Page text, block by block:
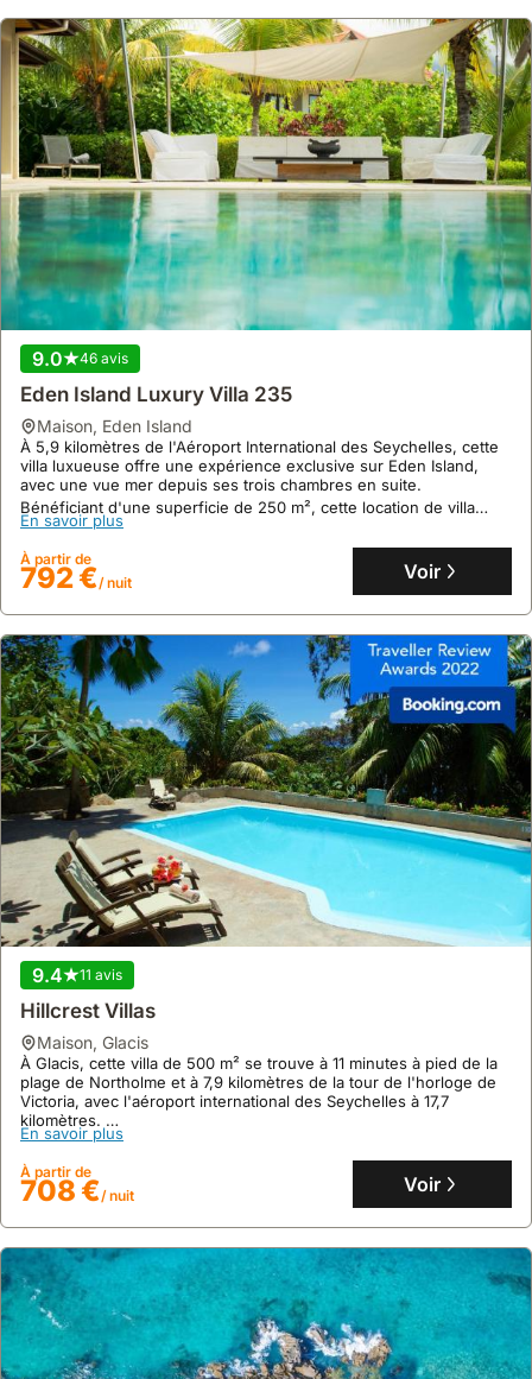
9.6 9 avis
Bord Mer Villa: Tropical Charm
maison
À 50 mètres de la célèbre plage de Beau Vallon, cette villa offre
un accès direct aux eaux turquoise et aux palmiers.
Cette maison de vacances accueillante, dotée de la climatisation et
d'une connexion internet, peut héberger 2 personnes dans une
chambre confortable, avec une cuisine équipée et un parking.
En savoir plus
À partir de
126 € Voir
8.7 62 avis
Beach View Villa - Beauvallon Villas
maison,Beau Vallon
Directement sur la plage de Beau Vallon, cette villa offre un accès
privilégié à l'océan Indien et une vue imprenable, à environ 12
kilomètres de l'aéroport international des Seychelles.
Cette location de villa spacieuse de 270 m² dispose de 3
chambres climatisées, d'une cuisine entièrement équipée et
d'une terrasse panoramique pour profiter pleinement de votre
séjour.
En savoir plus
À partir de
415 € Voir
9.2 10 avis
9.0 46 avis
Eden Island Luxury Villa 235
maison, Eden Island
À 5,9 kilomètres de l'Aéroport International des Seychelles, cette
villa luxueuse offre une expérience exclusive sur Eden Island,
avec une vue mer depuis ses trois chambres en suite.
Bénéficiant d'une superficie de 250 m², cette location de villa
propose un jardin paysager avec piscine d'eau salée privée, un
gazebo, un espace barbecue et un accès gratuit aux commodités
d'Eden Island.
En savoir plus
À partir de
792 €/ nuit Voir
9.4 11 avis
Hillcrest Villas
maison, Glacis
À Glacis, cette villa de 500 m² se trouve à 11 minutes à pied de la
plage de Northolme et à 7,9 kilomètres de la tour de l'horloge de
Victoria, avec l'aéroport international des Seychelles à 17,7
kilomètres.
Cette maison de vacances luxueuse propose 4 chambres, une
piscine privée, un jardin, un restaurant sur place et des transferts
aéroport sur demande.
En savoir plus
À partir de
708 €/ nuit Voir